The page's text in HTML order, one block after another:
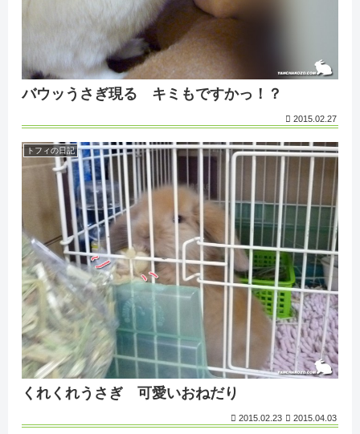
バウッうさぎ現る キミもですかっ！？
2015.02.27
トフィの日記
くれくれうさぎ 可愛いおねだり
2015.02.23 2015.04.03